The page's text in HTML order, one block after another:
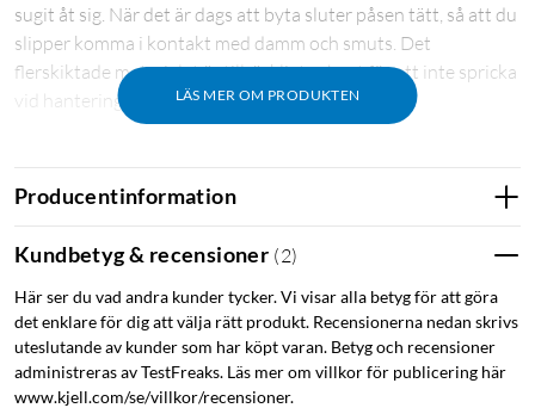
LÄS MER OM PRODUKTEN
sugit åt sig. När det är dags att byta sluter påsen tätt, så att du
slipper komma i kontakt med damm och smuts. Det
flerskiktade materialet är tillräckligt robust för att inte spricka
vid hantering.
Varje påse rymmer 3,2 liter, vilket räcker i flera veckor innan
byte behövs. Det innebär mindre underhåll och mer tid att
göra annat – särskilt praktiskt i större hem eller hushåll med
husdjur.
Bred kompatibilitet
Påsarna passar flera av Dreames robotdammsugare med
Producentinformation
Kundbetyg & recensioner (2)
Här ser du vad andra kunder tycker. Vi visar alla betyg för att göra
det enklare för dig att välja rätt produkt. Recensionerna nedan skrivs
uteslutande av kunder som har köpt varan. Betyg och recensioner
administreras av TestFreaks. Läs mer om villkor för publicering här
www.kjell.com/se/villkor/recensioner.